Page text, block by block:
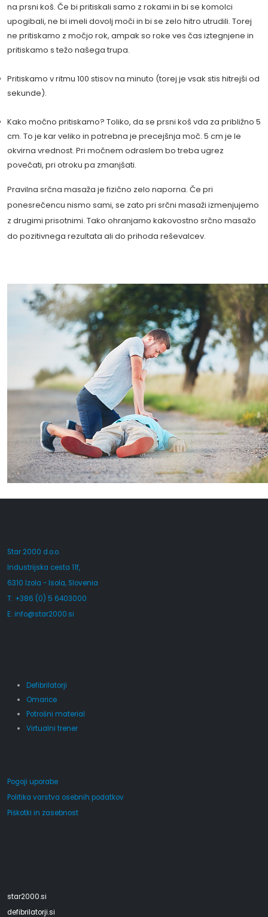
na prsni koš. Če bi pritiskali samo z rokami in bi se komolci
upogibali, ne bi imeli dovolj moči in bi se zelo hitro utrudili. Torej
ne pritiskamo z močjo rok, ampak so roke ves čas iztegnjene in
pritiskamo s težo našega trupa.
Pritiskamo v ritmu 100 stisov na minuto (torej je vsak stis hitrejši od
sekunde).
Kako močno pritiskamo? Toliko, da se prsni koš vda za približno 5
cm. To je kar veliko in potrebna je precejšnja moč. 5 cm je le
okvirna vrednost. Pri močnem odraslem bo treba ugrez
povečati, pri otroku pa zmanjšati.
Pravilna srčna masaža je fizično zelo naporna. Če pri
ponesrečencu nismo sami, se zato pri srčni masaži izmenjujemo
z drugimi prisotnimi. Tako ohranjamo kakovostno srčno masažo
do pozitivnega rezultata ali do prihoda reševalcev.
Star 2000 d.o.o.
Industrijska cesta 11f,
6310 Izola - Isola, Slovenia
T: +386 (0) 5 6403000
E: info@star2000.si
Defibrilatorji
Omarice
Potrošni material
Virtualni trener
Pogoji uporabe
Politika varstva osebnih podatkov
Piškotki in zasebnost
star2000.si
defibrilatorji.si